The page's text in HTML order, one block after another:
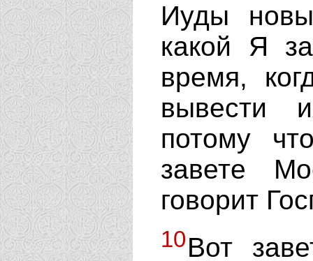
Иуды
какой Я
время,
вывести
потому
завете
говорит
10Вот